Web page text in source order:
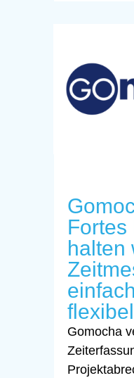
Fortes
halten
Gomocha